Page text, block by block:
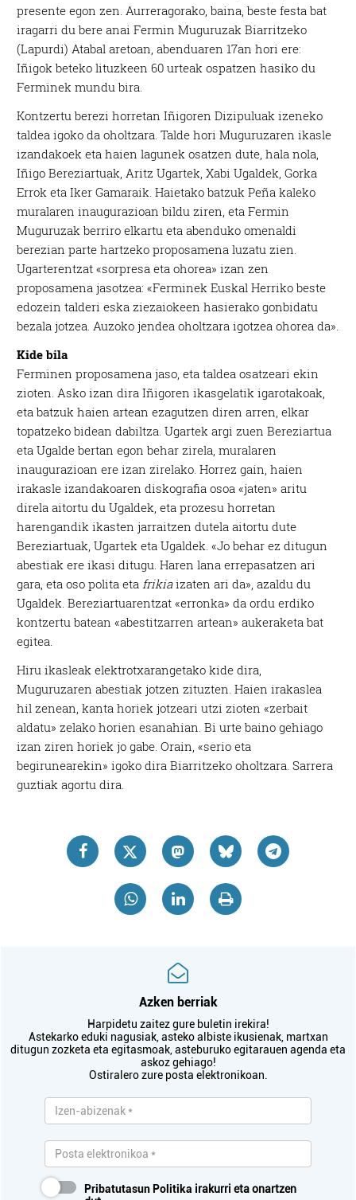
presente egon zen. Aurreragorako, baina, beste festa bat
iragarri du bere anai Fermin Muguruzak Biarritzeko
(Lapurdi) Atabal aretoan, abenduaren 17an hori ere:
Iñigok beteko lituzkeen 60 urteak ospatzen hasiko du
Ferminek mundu bira.
Kontzertu berezi horretan Iñigoren Dizipuluak izeneko
taldea igoko da oholtzara. Talde hori Muguruzaren ikasle
izandakoek eta haien lagunek osatzen dute, hala nola,
Iñigo Bereziartuak, Aritz Ugartek, Xabi Ugaldek, Gorka
Errok eta Iker Gamaraik. Haietako batzuk Peña kaleko
muralaren inaugurazioan bildu ziren, eta Fermin
Muguruzak berriro elkartu eta abenduko omenaldi
berezian parte hartzeko proposamena luzatu zien.
Ugarterentzat «sorpresa eta ohorea» izan zen
proposamena jasotzea: «Ferminek Euskal Herriko beste
edozein talderi eska ziezaiokeen hasierako gonbidatu
bezala jotzea. Auzoko jendea oholtzara igotzea ohorea da».
Kide bila
Ferminen proposamena jaso, eta taldea osatzeari ekin
zioten. Asko izan dira Iñigoren ikasgelatik igarotakoak,
eta batzuk haien artean ezagutzen diren arren, elkar
topatzeko bidean dabiltza. Ugartek argi zuen Bereziartua
eta Ugalde bertan egon behar zirela, muralaren
inaugurazioan ere izan zirelako. Horrez gain, haien
irakasle izandakoaren diskografia osoa «jaten» aritu
direla aitortu du Ugaldek, eta prozesu horretan
harengandik ikasten jarraitzen dutela aitortu dute
Bereziartuak, Ugartek eta Ugaldek. «Jo behar ez ditugun
abestiak ere ikasi ditugu. Haren lana errepasatzen ari
gara, eta oso polita eta frikiaizaten ari da», azaldu du
Ugaldek. Bereziartuarentzat «erronka» da ordu erdiko
kontzertu batean «abestitzarren artean» aukeraketa bat
egitea.
Hiru ikasleak elektrotxarangetako kide dira,
Muguruzaren abestiak jotzen zituzten. Haien irakaslea
hil zenean, kanta horiek jotzeari utzi zioten «zerbait
aldatu» zelako horien esanahian. Bi urte baino gehiago
izan ziren horiek jo gabe. Orain, «serio eta
begirunearekin» igoko dira Biarritzeko oholtzara. Sarrera
guztiak agortu dira.
Azken berriak
Harpidetu zaitez gure buletin irekira!
Astekarko eduki nagusiak, asteko albiste ikusienak, martxan
ditugun zozketa eta egitasmoak, asteburuko egitarauen agenda eta
askoz gehiago!
Ostiralero zure posta elektronikoan.
Pribatutasun Politika irakurri eta onartzen